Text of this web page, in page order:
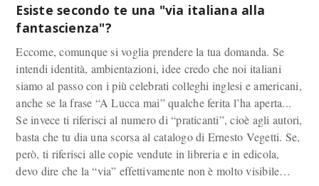
Esiste secondo te una "via italiana alla
fantascienza"?
Eccome, comunque si voglia prendere la tua domanda. Se
intendi identità, ambientazioni, idee credo che noi italiani
siamo al passo con i più celebrati colleghi inglesi e americani,
anche se la frase “A Lucca mai” qualche ferita l’ha aperta...
Se invece ti riferisci al numero di “praticanti”, cioè agli autori,
basta che tu dia una scorsa al catalogo di Ernesto Vegetti. Se,
però, ti riferisci alle copie vendute in libreria e in edicola,
devo dire che la “via” effettivamente non è molto visibile…